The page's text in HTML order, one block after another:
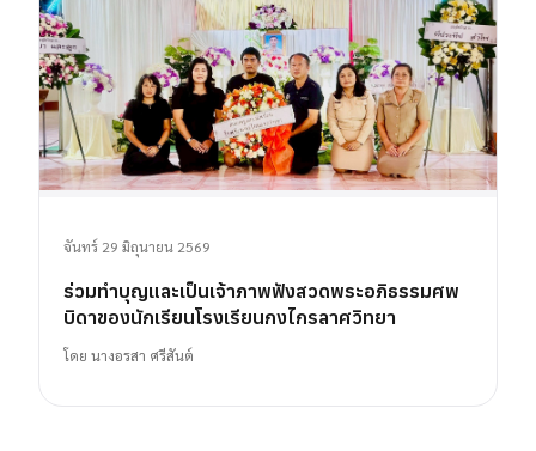
จันทร์ 29 มิถุนายน 2569
ร่วมทำบุญและเป็นเจ้าภาพฟังสวดพระอภิธรรมศพ
บิดาของนักเรียนโรงเรียนกงไกรลาศวิทยา
โดย นางอรสา ศรีสันต์